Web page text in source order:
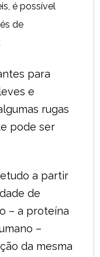
é possível
de
para
e
rugas
pode ser
a partir
de
– a proteína
–
da mesma